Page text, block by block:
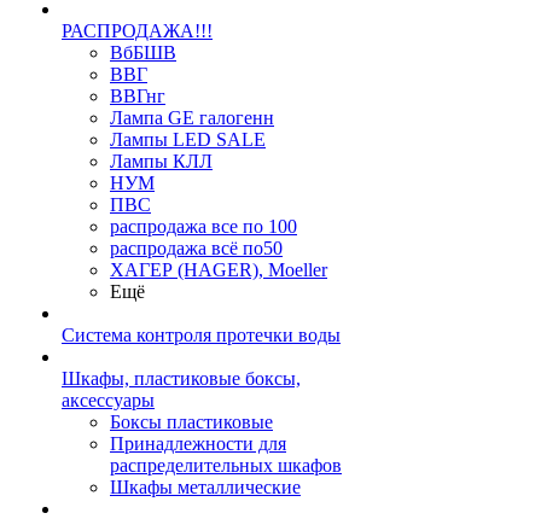
РАСПРОДАЖА!!!
ВбБШВ
ВВГ
ВВГнг
Лампа GE галогенн
Лампы LED SALE
Лампы КЛЛ
НУМ
ПВС
распродажа все по 100
распродажа всё по50
ХАГЕР (HAGER), Moeller
Ещё
Система контроля протечки воды
Шкафы, пластиковые боксы,
аксессуары
Боксы пластиковые
Принадлежности для
распределительных шкафов
Шкафы металлические